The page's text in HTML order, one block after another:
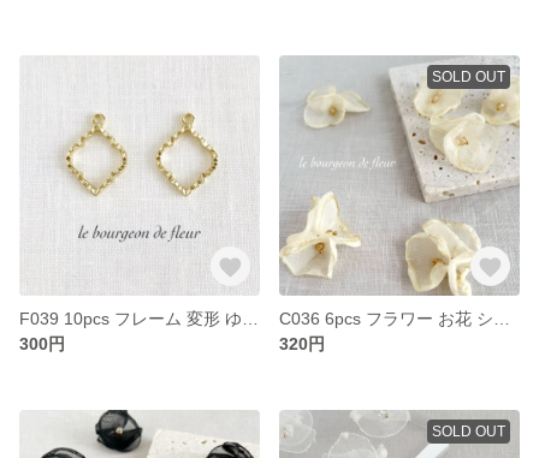
300円
SOLD OUT
320円
SOLD OUT